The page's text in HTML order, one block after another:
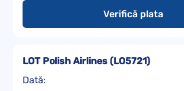
Verifică plata
Dată:
LOT Polish Airlines (LO5721)